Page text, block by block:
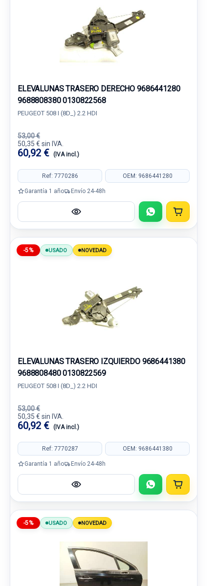
ELEVALUNAS TRASERO DERECHO 9686441280
9688808380 0130822568
PEUGEOT 508 I (8D_) 2.2 HDI
53,00 €
50,35 € sin IVA.
60,92 € (IVA incl.)
Ref: 7770286 OEM: 9686441280
Garantía 1 año Envío 24-48h
-5% USADO NOVEDAD
ELEVALUNAS TRASERO IZQUIERDO 9686441380
9688808480 0130822569
PEUGEOT 508 I (8D_) 2.2 HDI
53,00 €
50,35 € sin IVA.
60,92 € (IVA incl.)
Ref: 7770287 OEM: 9686441380
Garantía 1 año Envío 24-48h
-5% USADO NOVEDAD